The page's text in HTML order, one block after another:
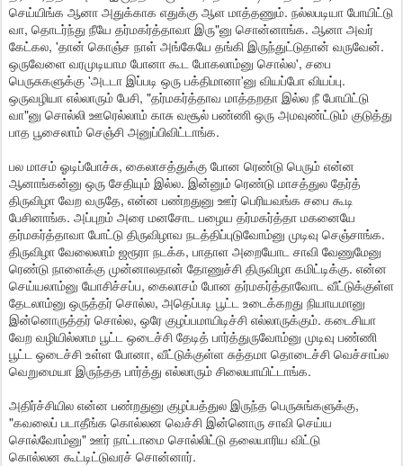
செய்யிங்க ஆனா அதுக்காக எதுக்கு ஆள மாத்தணும். நல்லபடியா போயிட்டு
வா, தொடர்ந்து நீயே தர்மகர்த்தாவா இரு"னு சொன்னாங்க. ஆனா அவர்
கேட்கல, 'தான் கொஞ்ச நாள் அங்கேயே தங்கி இருந்துட்டுதான் வருவேன்.
ஒருவேளை வரமுடியாம போனா கூட போகலாம்னு சொல்ல', சபை
பெருசுகளுக்கு 'அடடா இப்படி ஒரு பக்திமானா'னு வியப்போ வியப்பு.
ஒருவழியா எல்லாரும் பேசி, "தர்மகர்த்தாவ மாத்தறதா இல்ல நீ போயிட்டு
வா"னு சொல்லி ஊரெல்லாம் காசு வசூல் பண்ணி ஒரு அமவுண்ட்டும் குடுத்து
பாத பூசைலாம் செஞ்சி அனுப்பிவிட்டாங்க.
பல மாசம் ஓடிப்போச்சு, கைலாசத்துக்கு போன ரெண்டு பெரும் என்ன
ஆனாங்கன்னு ஒரு சேதியும் இல்ல. இன்னும் ரெண்டு மாசத்துல தேர்த்
திருவிழா வேற வருதே, என்ன பண்றதுனு ஊர் பெரியவங்க சபை கூடி
பேசினாங்க. அப்புறம் அரை மனசோட பழைய தர்மகர்த்தா மகனையே
தர்மகர்த்தாவா போட்டு திருவிழாவ நடத்திப்புடுவோம்னு முடிவு செஞ்சாங்க.
திருவிழா வேலைலாம் ஜரூரா நடக்க, பாதாள அறையோட சாவி வேணுமேனு
ரெண்டு நாளைக்கு முன்னாலதான் தோணுச்சி திருவிழா கமிட்டிக்கு. என்ன
செய்யலாம்னு யோசிச்சப்ப, கைலாசம் போன தர்மகர்த்தாவோட வீட்டுக்குள்ள
தேடலாம்னு ஒருத்தர் சொல்ல, அதெப்படி பூட்ட உடைக்கறது நியாயமானு
இன்னொருத்தர் சொல்ல, ஒரே குழப்பமாயிடிச்சி எல்லாருக்கும். கடைசியா
வேற வழியில்லாம பூட்ட ஒடைச்சி தேடித் பார்த்துருவோம்னு முடிவு பண்ணி
பூட்ட ஒடைச்சி உள்ள போனா, வீட்டுக்குள்ள சுத்தமா தொடைச்சி வெச்சாப்ல
வெறுமையா இருந்தத பார்த்து எல்லாரும் சிலையாயிட்டாங்க.
அதிர்ச்சியில என்ன பண்றதுனு குழப்பத்துல இருந்த பெருசுங்களுக்கு,
"கவலைப் படாதீங்க கொல்லன வெச்சி இன்னொரு சாவி செய்ய
சொல்வோம்னு" ஊர் நாட்டாமை சொல்லிட்டு தலையாரிய விட்டு
கொல்லன கூட்டிட்டுவரச் சொன்னார்.